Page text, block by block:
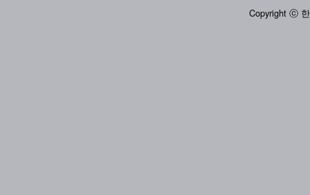
Copyright ⓒ